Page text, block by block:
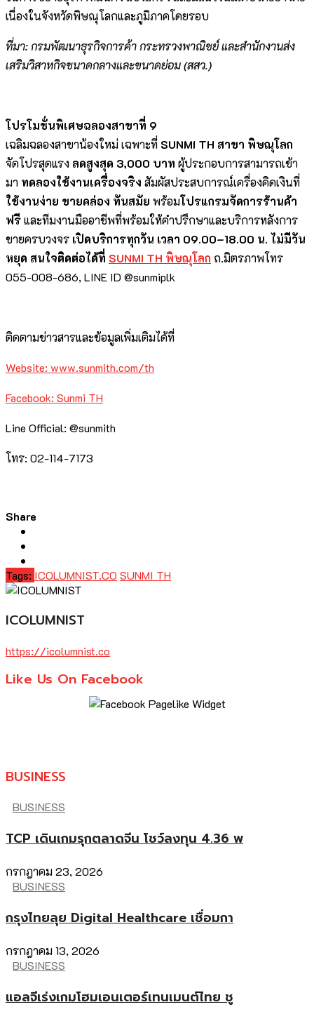
เนื่องในจังหวัดพิษณุโลกและภูมิภาคโดยรอบ
ที่มา: กรมพัฒนาธุรกิจการค้า กระทรวงพาณิชย์ และสำนักงานส่ง
เสริมวิสาหกิจขนาดกลางและขนาดย่อม (สสว.)
โปรโมชั่นพิเศษฉลองสาขาที่ 9
เฉลิมฉลองสาขาน้องใหม่ เฉพาะที่ SUNMI TH สาขา พิษณุโลก
จัดโปรสุดแรง ลดสูงสุด 3,000 บาท ผู้ประกอบการสามารถเข้า
มา ทดลองใช้งานเครื่องจริง สัมผัสประสบการณ์เครื่องคิดเงินที่
ใช้งานง่าย ขายคล่อง ทันสมัย พร้อมโปรแกรมจัดการร้านค้า
ฟรีและทีมงานมืออาชีพที่พร้อมให้คำปรึกษาและบริการหลังการ
ขายครบวงจร เปิดบริการทุกวัน เวลา 09.00–18.00 น. ไม่มีวัน
หยุด สนใจติดต่อได้ที่ SUNMI TH พิษณุโลก ถ.มิตรภาพโทร
055-008-686, LINE ID @sunmiplk
ติดตามข่าวสารและข้อมูลเพิ่มเติมได้ที่
Website: www.sunmith.com/th
Facebook: Sunmi TH
Line Official: @sunmith
โทร: 02-114-7173
Share
Tags: ICOLUMNIST.CO SUNMI TH
ICOLUMNIST
https://icolumnist.co
Like Us On Facebook
BUSINESS
BUSINESS
TCP เดินเกมรุกตลาดจีน โชว์ลงทุน 4.36 พ
กรกฎาคม 23, 2026
BUSINESS
กรุงไทยลุย Digital Healthcare เชื่อมกา
กรกฎาคม 13, 2026
BUSINESS
แอลจีเร่งเกมโฮมเอนเตอร์เทนเมนต์ไทย ชู